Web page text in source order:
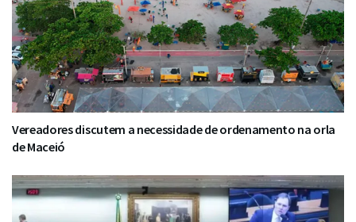
Vereadores discutem a necessidade de ordenamento na orla
de Maceió